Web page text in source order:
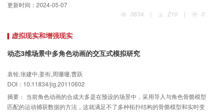
更新时间： 2024-05-07
3634
| 210 | 0
虚拟现实和增强现实
动态3维场景中多角色动画的交互式模拟研究
袁铨,张建中,姜衔,周珊珊,曹跃
DOI：10.11834/jig.20110602
摘要： 当前角色动画的合成大多是在预设的场景中，采用导入与角色骨骼模型
匹配的运动捕获数据的方法，这就满足不了多种拓扑结构的骨骼模型和实时变